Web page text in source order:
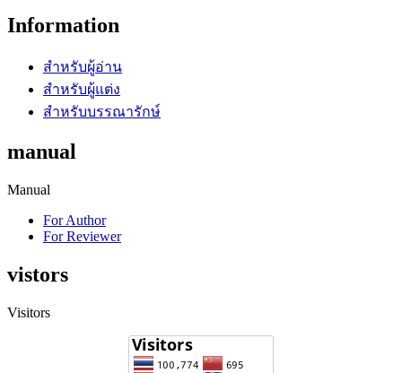
Information
สำหรับผู้อ่าน
สำหรับผู้แต่ง
สำหรับบรรณารักษ์
manual
Manual
For Author
For Reviewer
vistors
Visitors